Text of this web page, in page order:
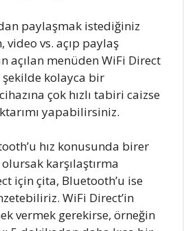
paylaşmak istediğiniz
video vs. açıp paylaş
açılan menüden WiFi Direct
şekilde kolayca bir
çok hızlı tabiri caizse
yapabilirsiniz.
hız konusunda birer
karşılaştırma
için çita, Bluetooth’u ise
WiFi Direct’in
vermek gerekirse, örneğin